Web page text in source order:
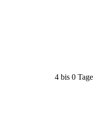
4 bis 0 Tage